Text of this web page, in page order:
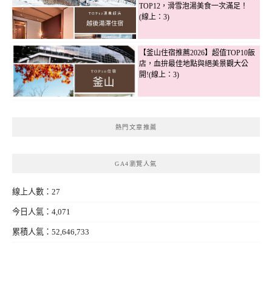
TOP12，滑雪泡湯美食一次滿足！
(線上：3)
【釜山住宿推薦2026】超值TOP10飯
店，血拚最佳地點與絕美景觀大公
開!(線上：3)
熱門文章推薦
GA4瀏覽人氣
線上人數：27
今日人氣：4,071
累積人氣：52,646,733